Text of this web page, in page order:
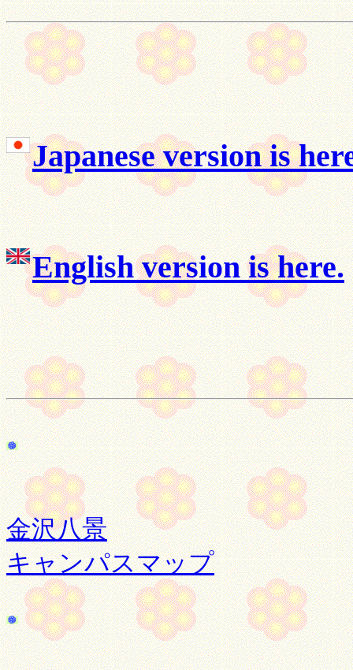
Japanese version is
English version is here.
金沢八景
キャンパスマップ